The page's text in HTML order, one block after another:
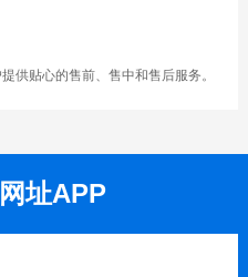
供贴心的售前、售中和售后服务。
址APP